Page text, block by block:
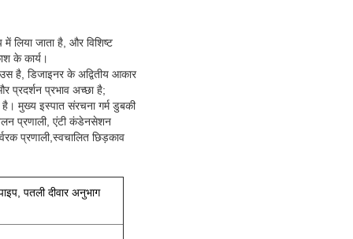
लिया जाता है, और विशिष्ट
के कार्य।
है, डिजाइनर के अद्वितीय आकार
प्रदर्शन प्रभाव अच्छा है;
मुख्य इस्पात संरचना गर्म डुबकी
प्रणाली, एंटी कंडेनसेशन
प्रणाली,स्वचालित छिड़काव
पतली दीवार अनुभाग